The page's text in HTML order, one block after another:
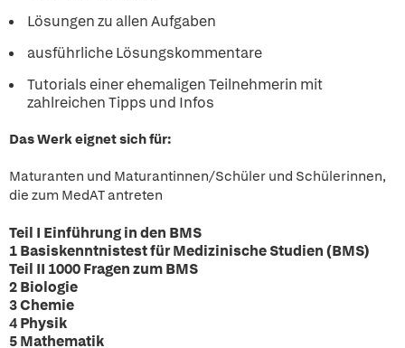
Lösungen zu allen Aufgaben
ausführliche Lösungskommentare
Tutorials einer ehemaligen Teilnehmerin mit
zahlreichen Tipps und Infos
Das Werk eignet sich für:
Maturanten und Maturantinnen/Schüler und Schülerinnen,
die zum MedAT antreten
Teil I Einführung in den BMS
1 Basiskenntnistest für Medizinische Studien (BMS)
Teil II 1000 Fragen zum BMS
2 Biologie
3 Chemie
4 Physik
5 Mathematik